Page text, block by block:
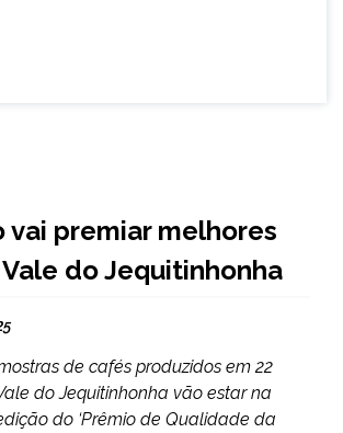
vai premiar melhores
do Jequitinhonha
de cafés produzidos em 22
do Jequitinhonha vão estar na
do ‘Prêmio de Qualidade da